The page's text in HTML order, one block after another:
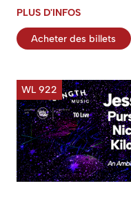
PLUS D'INFOS
Acheter des billets
WL 922